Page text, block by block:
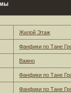
Жилой Этаж
Фанфики по Тане
Важно
Фанфики по Тане
Фанфики по Тане